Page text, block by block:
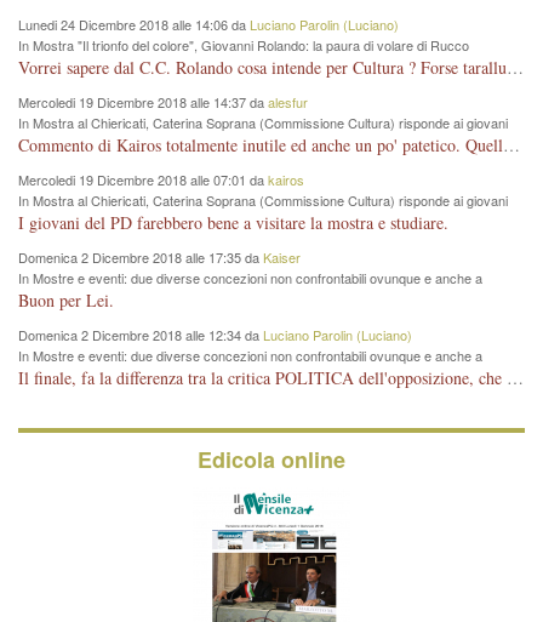
Lunedi 24 Dicembre 2018 alle 14:06 da Luciano Parolin (Luciano)
In Mostra "Il trionfo del colore", Giovanni Rolando: la paura di volare di Rucco
Vorrei sapere dal C.C. Rolando cosa intende per Cultura ? Forse tarallucci, vino e sagre, o spaghetti tricolori del PD ? Il continuo (s)parlare della mostra a Palazzo Chiericati caro consigliere DANNEGGIA FORTEMENTE l'immagine della città TUTTA e fa deviare i consensi che in RUSSIA (badi bene ex U.R.S.S.) sono ECCELLENTI. A livello artistico l'evento è di alta Valenza culturale, COMPITO di Tutta la Cittadinanza fare il possibile per propagandare l'iniziativa senza farne UN CASO PARTITICO come fa Lei da sempre. Meno Gazebo + Partecipazione! E così sia. Amen.
Mercoledi 19 Dicembre 2018 alle 14:37 daalesfur
In Mostra al Chiericati, Caterina Soprana (Commissione Cultura) risponde ai giovani
del Pd: "realizzata a costo zero per il Comune"
Commento di Kairos totalmente inutile ed anche un po' patetico. Quella che è completamente mancata è stata la promozione internazionale dell'evento effettuata da chi lo sa fare, l'amministrazione in questo è stata totalmente assente relegando al provincialismo una mostra che meritava ben altre platee ed i risultati sono sotto gli occhi di tutti. Su questo bisogna parlare, il fatto di averla organizzata al Chiericati certo non ha aiutato ma è un aspetto secondario rispetto a quello della promozione. In città con le mostre organizzate da Goldin - che certo ha fatto principalmente i suoi interessi, ma ne ha comunque beneficiato la città in immagine e commercio per il centro - arrivavano giornalmente pullman carichi di turisti. Dove sono i turisti ora?
Mercoledi 19 Dicembre 2018 alle 07:01 dakairos
In Mostra al Chiericati, Caterina Soprana (Commissione Cultura) risponde ai giovani
del Pd: "realizzata a costo zero per il Comune"
I giovani del PD farebbero bene a visitare la mostra e studiare.
Domenica 2 Dicembre 2018 alle 17:35 daKaiser
In Mostre e eventi: due diverse concezioni non confrontabili ovunque e anche a
Vicenza
Buon per Lei.
Domenica 2 Dicembre 2018 alle 12:34 da Luciano Parolin (Luciano)
In Mostre e eventi: due diverse concezioni non confrontabili ovunque e anche a
Vicenza
Il finale, fa la differenza tra la critica POLITICA dell'opposizione, che ha perso le elezioni ed è minoranza e non trova altri argomenti per politicizzare sul sito qua o là ? La critica d'arte invece è un'altra cosa che lascio agli altri. Per ora mi basta la lezione magistrale del prof. Giulianati.
Edicola online